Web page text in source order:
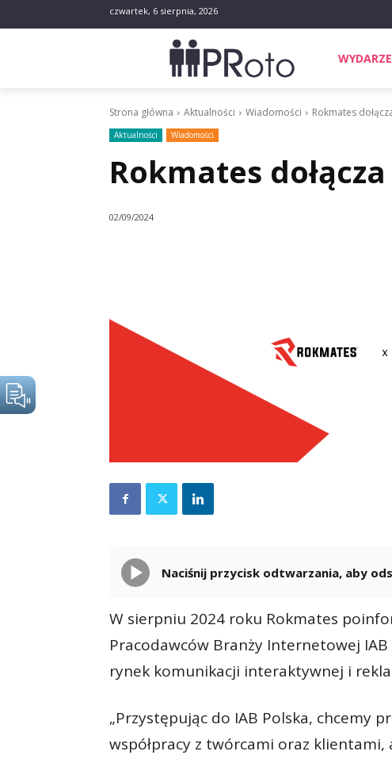
czwartek, 6 sierpnia, 2026
Strona główna Aktualności Wiadomości Rokmates
Aktualności Wiadomości
Rokmates
02/09/2024
Naciśnij przycisk odtwarzania, aby
W sierpniu 2024 roku Rokmates
Pracodawców Branży Internetowej
rynek komunikacji interaktywnej i
„Przystępując do IAB Polska, chcemy
współpracy z twórcami oraz klientami,